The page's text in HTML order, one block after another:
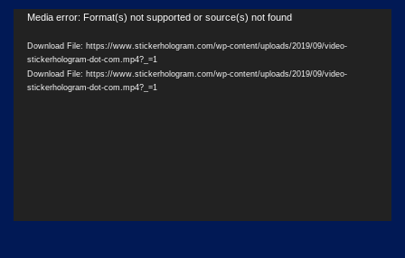
Video
Media error: Format(s) not supported or source(s) not found
Download File: https://www.stickerhologram.com/wp-content/uploads/2019/09/video-
stickerhologram-dot-com.mp4?_=1
Download File: https://www.stickerhologram.com/wp-content/uploads/2019/09/video-
stickerhologram-dot-com.mp4?_=1